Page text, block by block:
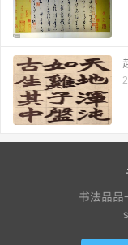
书法品